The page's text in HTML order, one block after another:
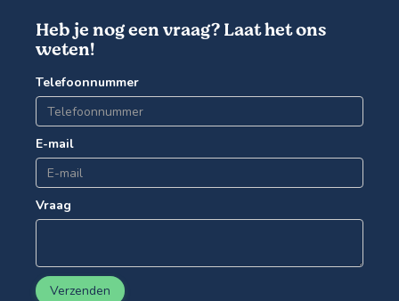
Heb je nog een vraag? Laat het ons
weten!
Telefoonnummer
E-mail
Vraag
Verzenden